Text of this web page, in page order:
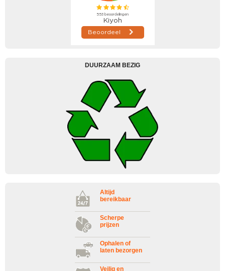
DUURZAAM BEZIG
Altijd
bereikbaar
Scherpe
prijzen
Ophalen of
laten bezorgen
Veilig en